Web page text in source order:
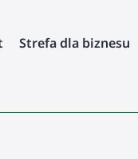
Strefa dla biznesu